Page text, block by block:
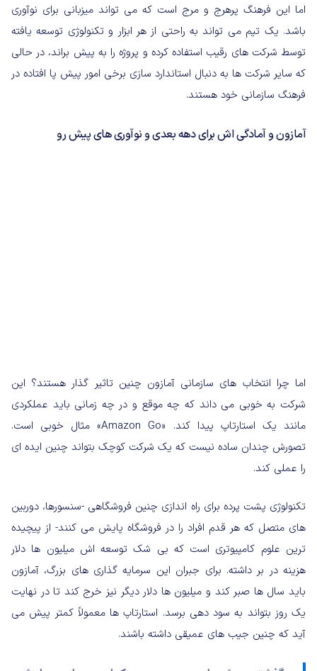
اما این فرهنگ پرهرج و مرج است که می تواند میزبانی برای نوآوری
باشد. یک تیم می تواند به راحتی از هر ابزار و تکنولوژی توسعه یافته
توسط شرکت های رقیب استفاده کرده و پروژه را به پیش براند، در حالی
که سایر شرکت ها به دنبال استاندارد سازی برخی امور پیش پا افتاده در
فرهنگ سازمانی خود هستند.
آمازون و آمادگی اش برای دهه بعدی و نوآوری های پیش رو
اما چرا انتخاب های سازمانی آمازون چنین تاثیر گذار هستند؟ این
شرکت به خوبی می داند که چه موقع و در چه زمانی باید عملکردی
مانند یک استارتاپ پیدا کند. «Amazon Go» مثال خوبی است.
تصورش چندان ساده نیست که یک شرکت کوچک بتواند چنین ایده ای
را عملی کند.
تکنولوژی پشت پرده برای راه اندازی چنین فروشگاهی -سنسورها، دوربین
های متصل که هر قدم افراد را در فروشگاه پایش می کنند- از پیچیده
ترین علوم کامپیوتری است که بی شک توسعه اش میلیون ها دلار
هزینه در بر داشته. برای جبران این سرمایه گذاری های بزرگ، آمازون
باید سال ها صبر کند و میلیون ها دلار دیگر نیز خرج کند تا در نهایت
یک روز بتواند به سود دهی برسد. استارتاپ ها معمولاً کمتر پیش می
آید که چنین جیب های عمیقی داشته باشند.